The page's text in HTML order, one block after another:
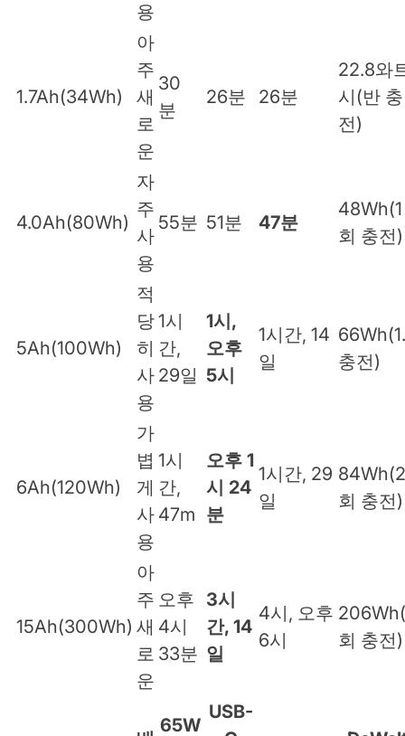
65W
USB-
용
1.7Ah(34Wh)
아
주
새
로
운
30
분
26분 26분
22.8와
시(반 충
전)
4.0Ah(80Wh)
자
주
사
용
55분 51분 47분
48Wh(1
회 충전)
5Ah(100Wh)
적
당
히
사
용
1시
간,
29일
1시,
오후
5시
1시간, 14
일
충전)
6Ah(120Wh)
가
볍
게
사
용
1시
간,
47m
오후 1
시 24
분
1시간, 29
일
84Wh(2
회 충전)
15Ah(300Wh)
아
주
새
로
운
오후
4시
33분
3시
간, 14
일
4시, 오후
6시
회 충전)